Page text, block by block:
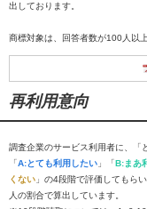
出しております。
商標対象は、回答者数が100人以
再利用意向
調査企業のサービス利用者に、「
「A:とても利用したい 」「B:まあ
くない 」の4段階で評価してもら
人の割合で算出しています。